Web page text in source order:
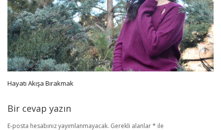
Hayatı Akışa Bırakmak
Bir cevap yazın
E-posta hesabınız yayımlanmayacak. Gerekli alanlar* ile